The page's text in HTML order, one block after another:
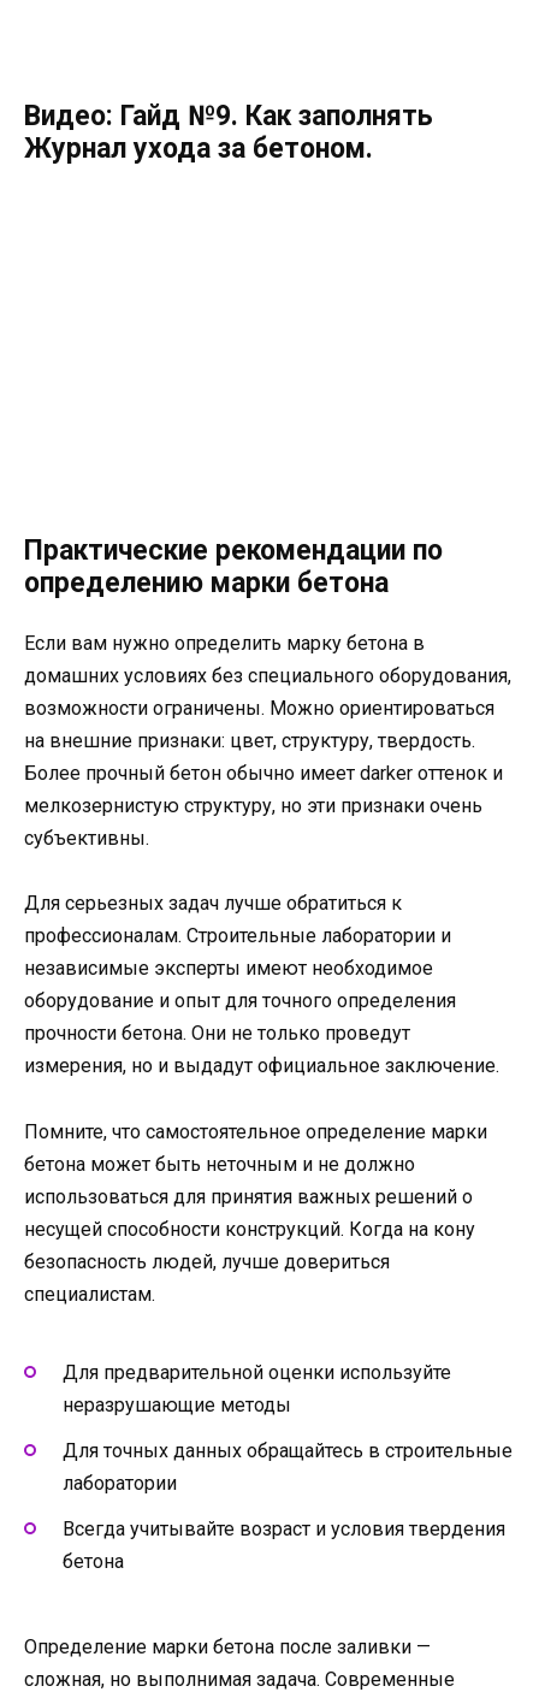
Видео: Гайд №9. Как заполнять
Журнал ухода за бетоном.
Практические рекомендации по
определению марки бетона
Если вам нужно определить марку бетона в
домашних условиях без специального оборудования,
возможности ограничены. Можно ориентироваться
на внешние признаки: цвет, структуру, твердость.
Более прочный бетон обычно имеет darker оттенок и
мелкозернистую структуру, но эти признаки очень
субъективны.
Для серьезных задач лучше обратиться к
профессионалам. Строительные лаборатории и
независимые эксперты имеют необходимое
оборудование и опыт для точного определения
прочности бетона. Они не только проведут
измерения, но и выдадут официальное заключение.
Помните, что самостоятельное определение марки
бетона может быть неточным и не должно
использоваться для принятия важных решений о
несущей способности конструкций. Когда на кону
безопасность людей, лучше довериться
специалистам.
Для предварительной оценки используйте
неразрушающие методы
Для точных данных обращайтесь в строительные
лаборатории
Всегда учитывайте возраст и условия твердения
бетона
Определение марки бетона после заливки —
сложная, но выполнимая задача. Современные